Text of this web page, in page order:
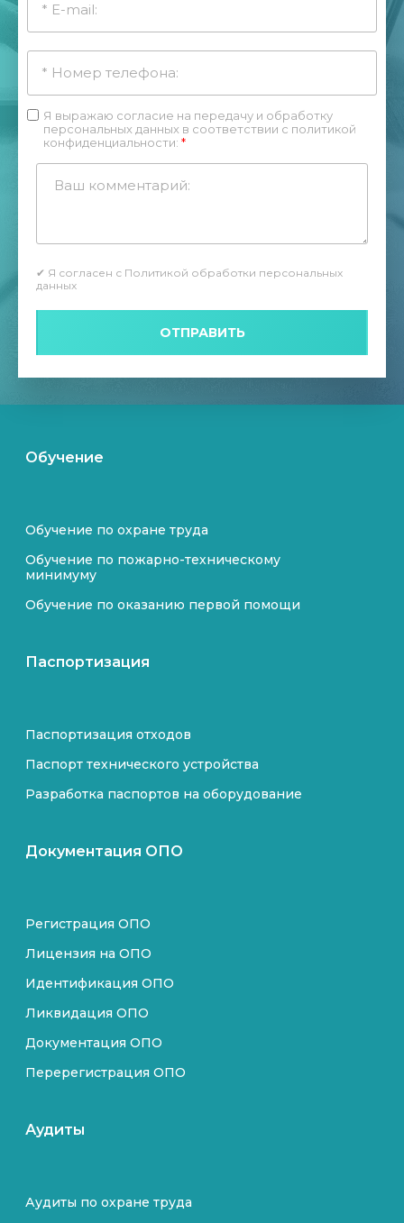
Я выражаю согласие на передачу и обработку
персональных данных в соответствии с политикой
конфиденциальности: *
✔ Я согласен с Политикой обработки персональных
данных
ОТПРАВИТЬ
Обучение
Обучение по охране труда
Обучение по пожарно-техническому
минимуму
Обучение по оказанию первой помощи
Паспортизация
Паспортизация отходов
Паспорт технического устройства
Разработка паспортов на оборудование
Документация ОПО
Регистрация ОПО
Лицензия на ОПО
Идентификация ОПО
Ликвидация ОПО
Документация ОПО
Перерегистрация ОПО
Аудиты
Аудиты по охране труда